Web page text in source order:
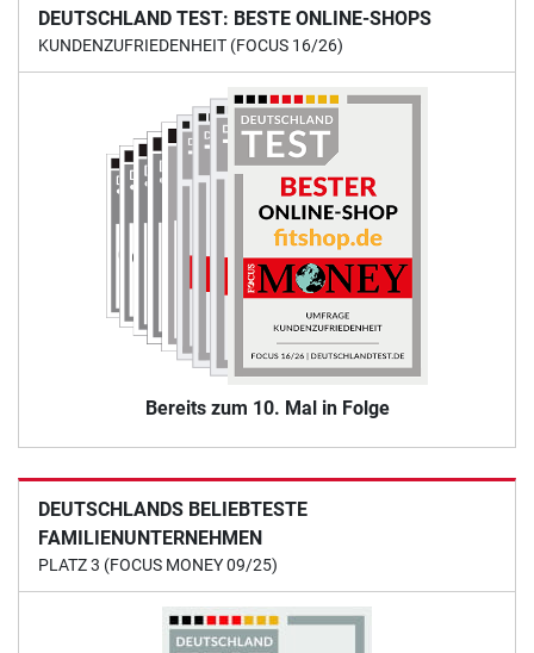
DEUTSCHLAND TEST: BESTE ONLINE-SHOPS
KUNDENZUFRIEDENHEIT (FOCUS 16/26)
Bereits zum 10. Mal in Folge
DEUTSCHLANDS BELIEBTESTE
FAMILIENUNTERNEHMEN
PLATZ 3 (FOCUS MONEY 09/25)